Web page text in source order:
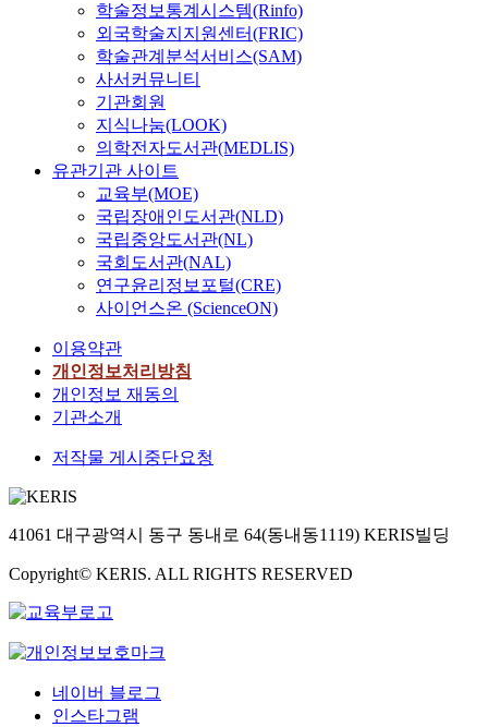
학술정보통계시스템(Rinfo)
외국학술지지원센터(FRIC)
학술관계분석서비스(SAM)
사서커뮤니티
기관회원
지식나눔(LOOK)
의학전자도서관(MEDLIS)
유관기관 사이트
교육부(MOE)
국립장애인도서관(NLD)
국립중앙도서관(NL)
국회도서관(NAL)
연구윤리정보포털(CRE)
사이언스온 (ScienceON)
이용약관
개인정보처리방침
개인정보 재동의
기관소개
저작물 게시중단요청
41061 대구광역시 동구 동내로 64(동내동1119) KERIS빌딩
Copyright© KERIS. ALL RIGHTS RESERVED
네이버 블로그
인스타그램